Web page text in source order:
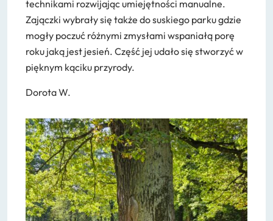
technikami rozwijając umiejętności manualne.
Zajączki wybrały się także do suskiego parku gdzie
mogły poczuć różnymi zmysłami wspaniałą porę
roku jaką jest jesień. Część jej udało się stworzyć w
pięknym kąciku przyrody.
Dorota W.